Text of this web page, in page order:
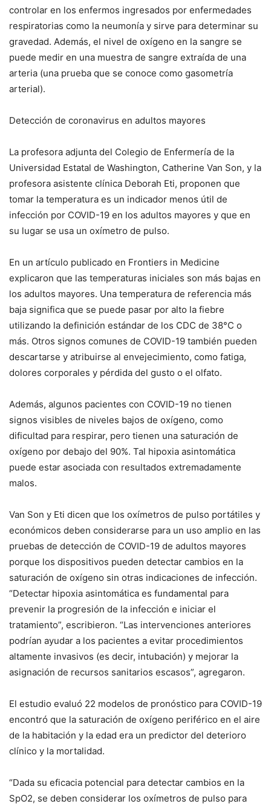
controlar en los enfermos ingresados por enfermedades
respiratorias como la neumonía y sirve para determinar su
gravedad. Además, el nivel de oxígeno en la sangre se
puede medir en una muestra de sangre extraída de una
arteria (una prueba que se conoce como gasometría
arterial).
Detección de coronavirus en adultos mayores
La profesora adjunta del Colegio de Enfermería de la
Universidad Estatal de Washington, Catherine Van Son, y la
profesora asistente clínica Deborah Eti, proponen que
tomar la temperatura es un indicador menos útil de
infección por COVID-19 en los adultos mayores y que en
su lugar se usa un oxímetro de pulso.
En un artículo publicado en Frontiers in Medicine
explicaron que las temperaturas iniciales son más bajas en
los adultos mayores. Una temperatura de referencia más
baja significa que se puede pasar por alto la fiebre
utilizando la definición estándar de los CDC de 38°C o
más. Otros signos comunes de COVID-19 también pueden
descartarse y atribuirse al envejecimiento, como fatiga,
dolores corporales y pérdida del gusto o el olfato.
Además, algunos pacientes con COVID-19 no tienen
signos visibles de niveles bajos de oxígeno, como
dificultad para respirar, pero tienen una saturación de
oxígeno por debajo del 90%. Tal hipoxia asintomática
puede estar asociada con resultados extremadamente
malos.
Van Son y Eti dicen que los oxímetros de pulso portátiles y
económicos deben considerarse para un uso amplio en las
pruebas de detección de COVID-19 de adultos mayores
porque los dispositivos pueden detectar cambios en la
saturación de oxígeno sin otras indicaciones de infección.
“Detectar hipoxia asintomática es fundamental para
prevenir la progresión de la infección e iniciar el
tratamiento”, escribieron. “Las intervenciones anteriores
podrían ayudar a los pacientes a evitar procedimientos
altamente invasivos (es decir, intubación) y mejorar la
asignación de recursos sanitarios escasos”, agregaron.
El estudio evaluó 22 modelos de pronóstico para COVID-19
encontró que la saturación de oxígeno periférico en el aire
de la habitación y la edad era un predictor del deterioro
clínico y la mortalidad.
“Dada su eficacia potencial para detectar cambios en la
SpO2, se deben considerar los oxímetros de pulso para